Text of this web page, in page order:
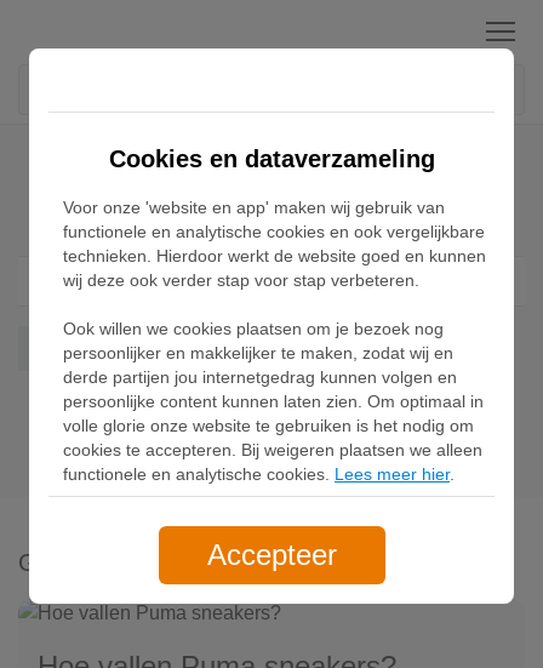
Menu
Home Puma Ralph Sampson Sneakers
Puma Ralph Sampson Sneakers
Filter 1
Ralph Sampson Wis alles
Gerelateerde artikelen
Cookies en dataverzameling
Voor onze 'website en app' maken wij gebruik van
functionele en analytische cookies en ook vergelijkbare
technieken. Hierdoor werkt de website goed en kunnen
wij deze ook verder stap voor stap verbeteren.
Ook willen we cookies plaatsen om je bezoek nog
persoonlijker en makkelijker te maken, zodat wij en
derde partijen jou internetgedrag kunnen volgen en
persoonlijke content kunnen laten zien. Om optimaal in
volle glorie onze website te gebruiken is het nodig om
cookies te accepteren. Bij weigeren plaatsen we alleen
functionele en analytische cookies. Lees meer hier.
Accepteer